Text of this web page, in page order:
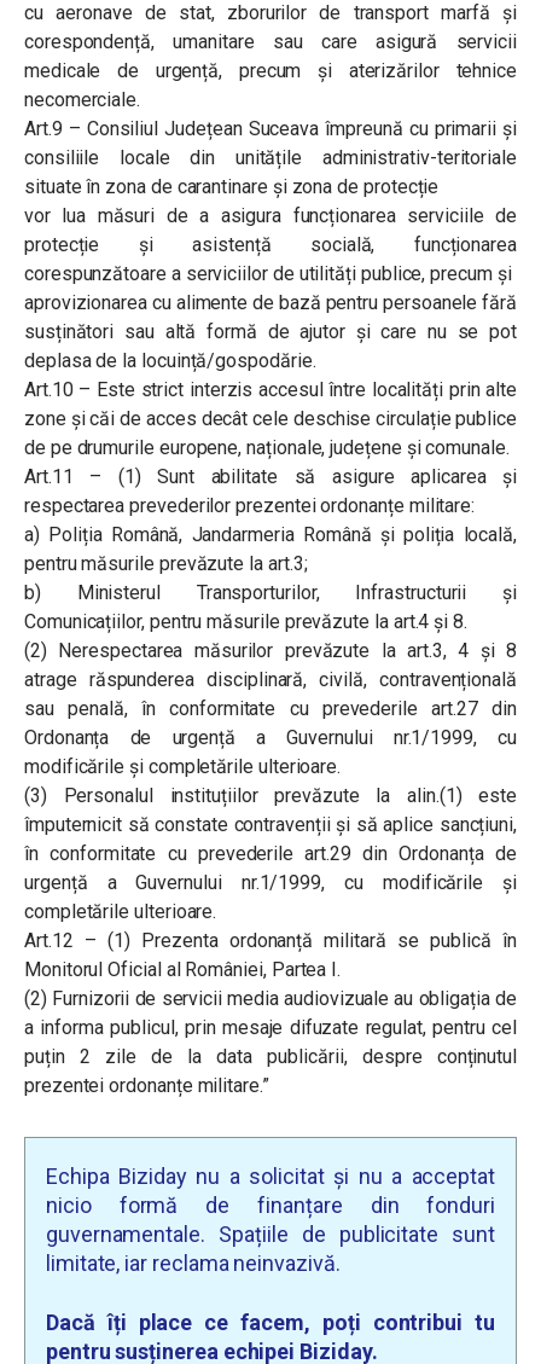
cu aeronave de stat, zborurilor de transport marfă și
corespondență, umanitare sau care asigură servicii
medicale de urgență, precum și aterizărilor tehnice
necomerciale.
Art.9 – Consiliul Județean Suceava împreună cu primarii și
consiliile locale din unitățile administrativ-teritoriale
situate în zona de carantinare și zona de protecție
vor lua măsuri de a asigura funcționarea serviciile de
protecție și asistență socială, funcționarea
corespunzătoare a serviciilor de utilități publice, precum și
aprovizionarea cu alimente de bază pentru persoanele fără
susținători sau altă formă de ajutor și care nu se pot
deplasa de la locuință/gospodărie.
Art.10 – Este strict interzis accesul între localități prin alte
zone și căi de acces decât cele deschise circulație publice
de pe drumurile europene, naționale, județene și comunale.
Art.11 – (1) Sunt abilitate să asigure aplicarea și
respectarea prevederilor prezentei ordonanțe militare:
a) Poliția Română, Jandarmeria Română și poliția locală,
pentru măsurile prevăzute la art.3;
b) Ministerul Transporturilor, Infrastructurii și
Comunicațiilor, pentru măsurile prevăzute la art.4 și 8.
(2) Nerespectarea măsurilor prevăzute la art.3, 4 și 8
atrage răspunderea disciplinară, civilă, contravențională
sau penală, în conformitate cu prevederile art.27 din
Ordonanța de urgență a Guvernului nr.1/1999, cu
modificările și completările ulterioare.
(3) Personalul instituțiilor prevăzute la alin.(1) este
împuternicit să constate contravenții și să aplice sancțiuni,
în conformitate cu prevederile art.29 din Ordonanța de
urgență a Guvernului nr.1/1999, cu modificările și
completările ulterioare.
Art.12 – (1) Prezenta ordonanță militară se publică în
Monitorul Oficial al României, Partea I.
(2) Furnizorii de servicii media audiovizuale au obligația de
a informa publicul, prin mesaje difuzate regulat, pentru cel
puțin 2 zile de la data publicării, despre conținutul
prezentei ordonanțe militare.”
Echipa Biziday nu a solicitat și nu a acceptat
nicio formă de finanțare din fonduri
guvernamentale. Spațiile de publicitate sunt
limitate, iar reclama neinvazivă.
Dacă îți place ce facem, poți contribui tu
pentru susținerea echipei Biziday.